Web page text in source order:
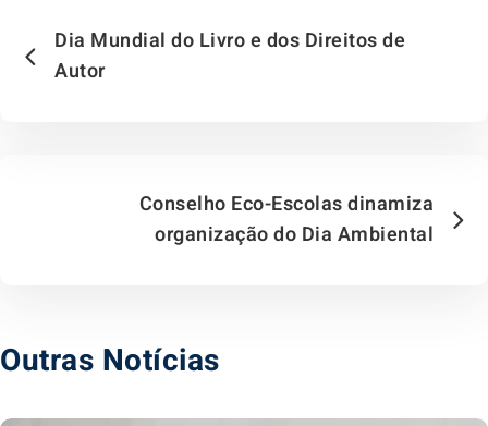
Dia Mundial do Livro e dos Direitos de
Autor
Conselho Eco-Escolas dinamiza
organização do Dia Ambiental
Outras Notícias